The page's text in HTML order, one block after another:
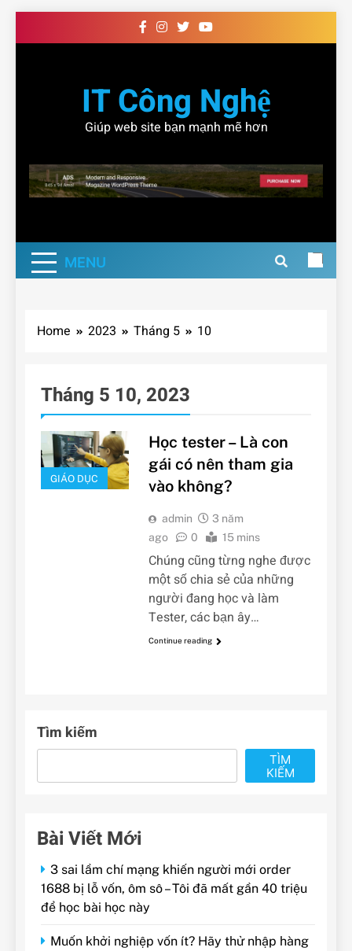
to
IT Công Nghệ
Giúp web site bạn mạnh mẽ hơn
MENU
Home 2023 Tháng 5 10
Tháng 5 10, 2023
GIÁO DỤC
Học tester – Là con
gái có nên tham gia
vào không?
admin
3 năm
ago
0 15 mins
Chúng cũng từng nghe được
một số chia sẻ của những
người đang học và làm
Tester, các bạn ây…
Continue reading
Tìm kiếm
TÌM
KIẾM
Bài Viết Mới
3 sai lầm chí mạng khiến người mới order
1688 bị lỗ vốn, ôm sô – Tôi đã mất gần 40 triệu
để học bài học này
Muốn khởi nghiệp vốn ít? Hãy thử nhập hàng